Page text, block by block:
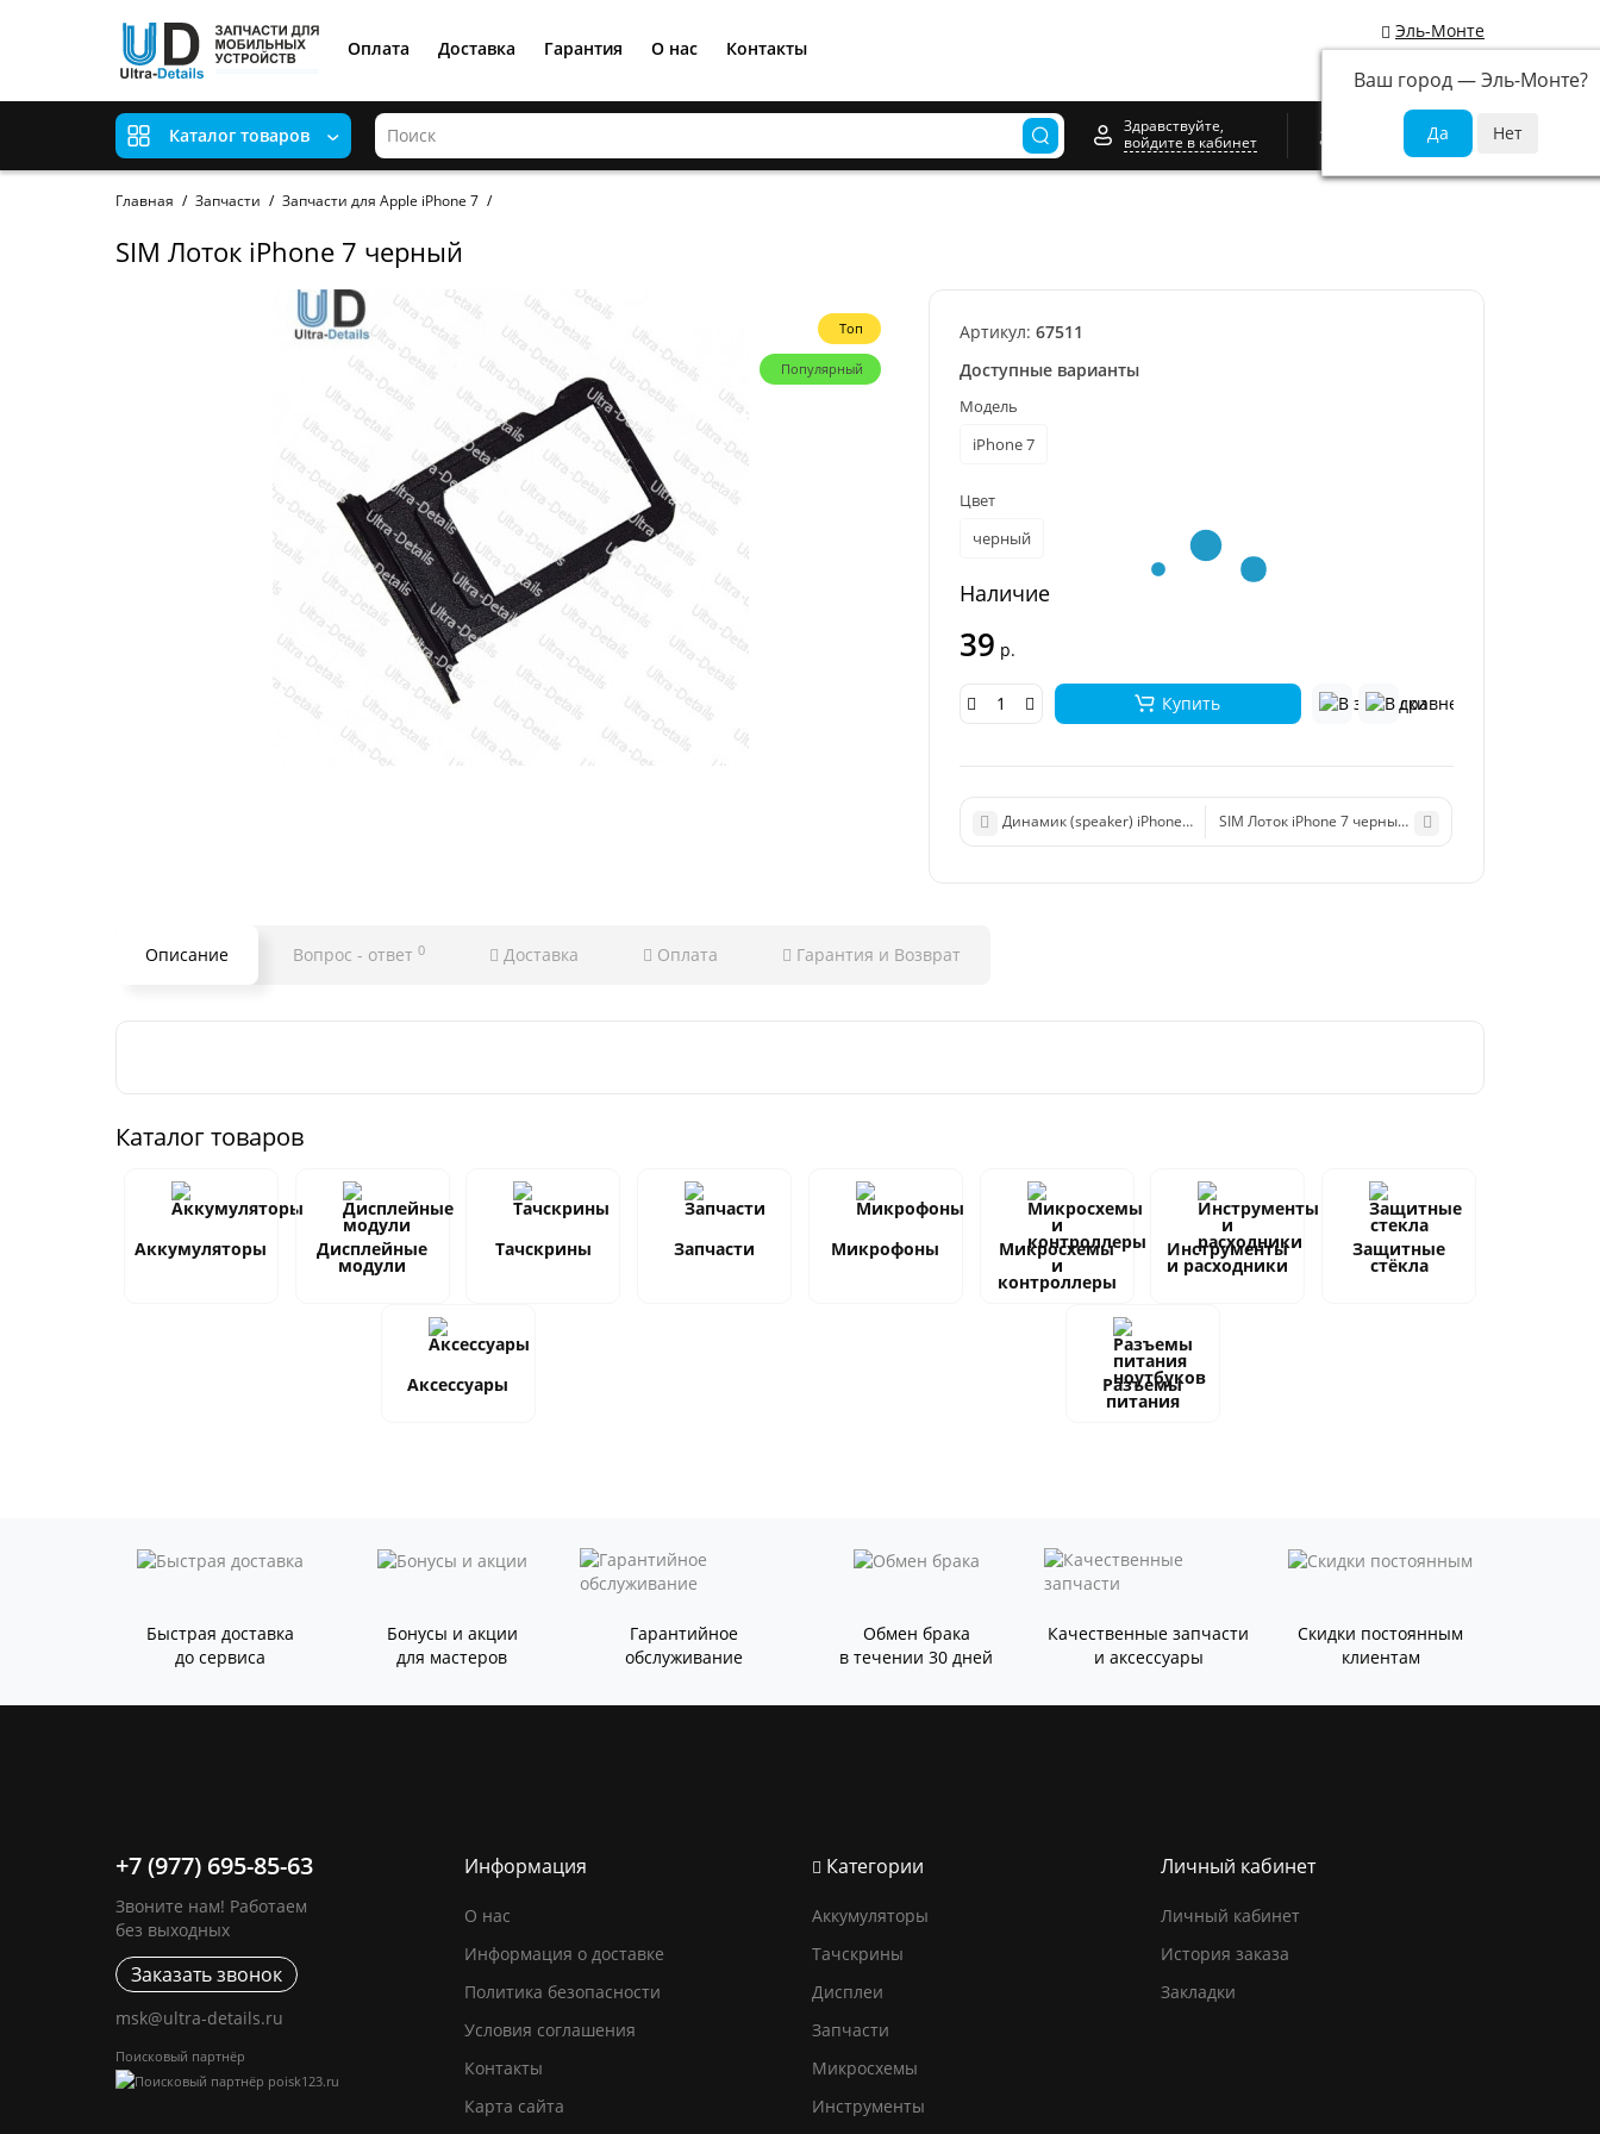
Эль-Монте
Ваш город —Эль-Монте?
Оплата Доставка Гарантия О нас Контакты
Каталог товаров
Здравствуйте,
войдите в кабинет
0
Главная Запчасти Запчасти для Apple iPhone 7
SIM Лоток iPhone 7 черный
Топ
Популярный
Артикул: 67511
Доступные варианты
Модель
iPhone 7
Цвет
черный
Наличие
39 р.
Купить
Динамик (speaker) iPhone 7/iPhone 8SIM Лоток iPhone 7 черный оникс (jet black)
Описание Вопрос - ответ 0 Доставка Оплата Гарантия и Возврат
Каталог товаров
Аккумуляторы Дисплейные
модули
Тачскрины Запчасти Микрофоны Микросхемы
и
контроллеры
Инструменты
и расходники
Защитные
стёкла
Аксессуары Разъемы
питания
Быстрая доставка
до сервиса
Бонусы и акции
для мастеров
Гарантийное
обслуживание
Обмен брака
в течении 30 дней
Качественные запчасти
и аксессуары
Скидки постоянным
клиентам
+7 (977) 695-85-63
Звоните нам! Работаем
без выходных
Заказать звонок
msk@ultra-details.ru
Поисковый партнёр
Информация
О нас
Информация о доставке
Политика безопасности
Условия соглашения
Контакты
Карта сайта
Категории
Аккумуляторы
Тачскрины
Дисплеи
Запчасти
Микросхемы
Инструменты
Личный кабинет
Личный кабинет
История заказа
Закладки